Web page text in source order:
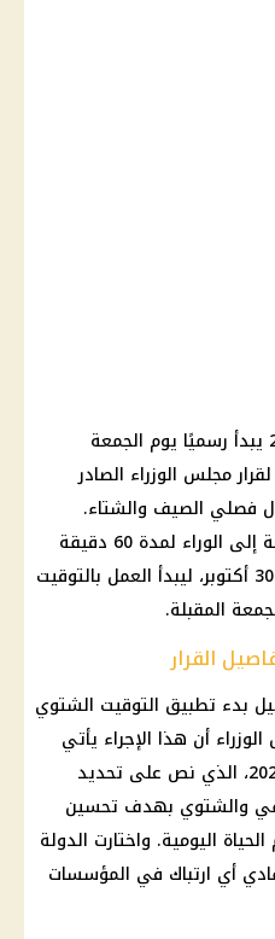
التوقيت الشتوي في مصر 2025 يبدأ رسميًا يوم الجمعة
لقرار مجلس الوزراء الصادر
فصلي الصيف والشتاء.
وبهذا القرار، تُعاد عقارب الساعة إلى الوراء لمدة 60 دقيقة
في تمام منتصف ليل الخميس 30 أكتوبر، ليبدأ العمل بالتوقيت
المقبلة.
القرار
بدء تطبيق التوقيت الشتوي
الوزراء أن هذا الإجراء يأتي
تنفيذًا للقانون رقم 34 لسنة 2023، الذي نص على تحديد
والشتوي بهدف تحسين
اليومية. واختارت الدولة
أي ارتباك في المؤسسات